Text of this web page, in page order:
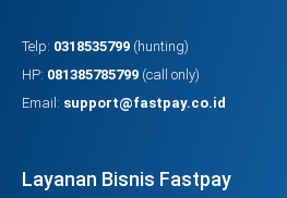
Telp: 0318535799 (hunting)
HP: 081385785799 (call only)
Email: support@fastpay.co.id
Layanan Bisnis Fastpay